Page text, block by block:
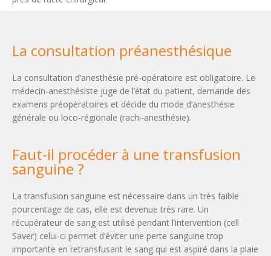
La consultation préanesthésique
La consultation d’anesthésie pré-opératoire est obligatoire. Le
médecin-anesthésiste juge de l’état du patient, demande des
examens préopératoires et décide du mode d’anesthésie
générale ou loco-régionale (rachi-anesthésie).
Faut-il procéder à une transfusion
sanguine ?
La transfusion sanguine est nécessaire dans un très faible
pourcentage de cas, elle est devenue très rare. Un
récupérateur de sang est utilisé pendant l’intervention (cell
Saver) celui-ci permet d’éviter une perte sanguine trop
importante en retransfusant le sang qui est aspiré dans la plaie